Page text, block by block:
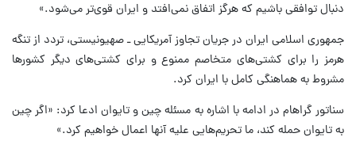
دنبال توافقی باشیم که هرگز اتفاق نمی‌افتد و ایران قوی‌تر می‌شود.»
جمهوری اسلامی ایران در جریان تجاوز آمریکایی ـ صهیونیستی، تردد از تنگه
هرمز را برای کشتی‌های متخاصم ممنوع و برای کشتی‌های دیگر کشورها
مشروط به هماهنگی کامل با ایران کرد.
سناتور گراهام در ادامه با اشاره به مسئله چین و تایوان ادعا کرد: «اگر چین
به تایوان حمله کند، ما تحریم‌هایی علیه آنها اعمال خواهیم کرد.»